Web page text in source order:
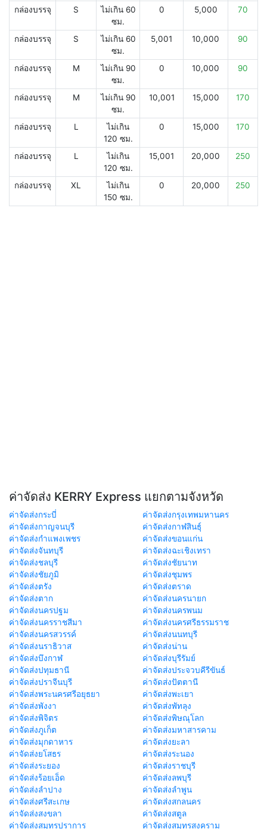
กล่องบรรจุ S
ไม่เกิน 60
ซม.
0 5,000 70
กล่องบรรจุ S
ไม่เกิน 60
ซม.
5,001 10,000 90
กล่องบรรจุ M
ไม่เกิน 90
ซม.
0 10,000 90
กล่องบรรจุ M
ไม่เกิน 90
ซม.
10,001 15,000 170
กล่องบรรจุ L
ไม่เกิน
120 ซม.
0 15,000 170
กล่องบรรจุ L
ไม่เกิน
120 ซม.
15,001 20,000 250
กล่องบรรจุ XL
ไม่เกิน
150 ซม.
0 20,000 250
ค่าจัดส่ง KERRY Express แยกตามจังหวัด
ค่าจัดส่งกระบี่
ค่าจัดส่งกรุงเทพมหานคร
ค่าจัดส่งกาญจนบุรี
ค่าจัดส่งกาฬสินธุ์
ค่าจัดส่งกำแพงเพชร
ค่าจัดส่งขอนแก่น
ค่าจัดส่งจันทบุรี
ค่าจัดส่งฉะเชิงเทรา
ค่าจัดส่งชลบุรี
ค่าจัดส่งชัยนาท
ค่าจัดส่งชัยภูมิ
ค่าจัดส่งชุมพร
ค่าจัดส่งตรัง
ค่าจัดส่งตราด
ค่าจัดส่งตาก
ค่าจัดส่งนครนายก
ค่าจัดส่งนครปฐม
ค่าจัดส่งนครพนม
ค่าจัดส่งนครราชสีมา
ค่าจัดส่งนครศรีธรรมราช
ค่าจัดส่งนครสวรรค์
ค่าจัดส่งนนทบุรี
ค่าจัดส่งนราธิวาส
ค่าจัดส่งน่าน
ค่าจัดส่งบึงกาฬ
ค่าจัดส่งบุรีรัมย์
ค่าจัดส่งปทุมธานี
ค่าจัดส่งประจวบคีรีขันธ์
ค่าจัดส่งปราจีนบุรี
ค่าจัดส่งปัตตานี
ค่าจัดส่งพระนครศรีอยุธยา
ค่าจัดส่งพะเยา
ค่าจัดส่งพังงา
ค่าจัดส่งพัทลุง
ค่าจัดส่งพิจิตร
ค่าจัดส่งพิษณุโลก
ค่าจัดส่งภูเก็ต
ค่าจัดส่งมหาสารคาม
ค่าจัดส่งมุกดาหาร
ค่าจัดส่งยะลา
ค่าจัดส่งยโสธร
ค่าจัดส่งระนอง
ค่าจัดส่งระยอง
ค่าจัดส่งราชบุรี
ค่าจัดส่งร้อยเอ็ด
ค่าจัดส่งลพบุรี
ค่าจัดส่งลำปาง
ค่าจัดส่งลำพูน
ค่าจัดส่งศรีสะเกษ
ค่าจัดส่งสกลนคร
ค่าจัดส่งสงขลา
ค่าจัดส่งสตูล
ค่าจัดส่งสมุทรปราการ
ค่าจัดส่งสมุทรสงคราม